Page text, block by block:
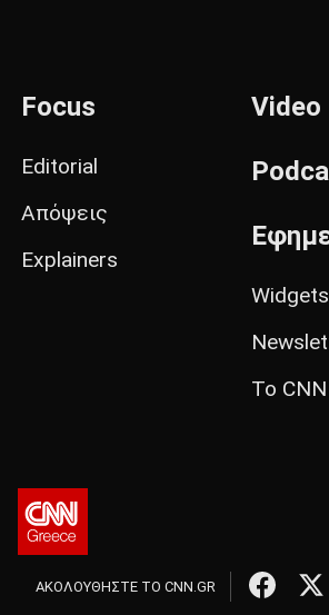
Focus
Editorial
Απόψεις
Explainers
Video
Widgets
Το
ΑΚΟΛΟΥΘΗΣΤΕ ΤΟ CNN.GR